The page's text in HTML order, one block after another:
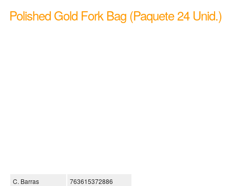
Polished Gold Fork Bag (Paquete 24 Unid.)
C. Barras
763615372886